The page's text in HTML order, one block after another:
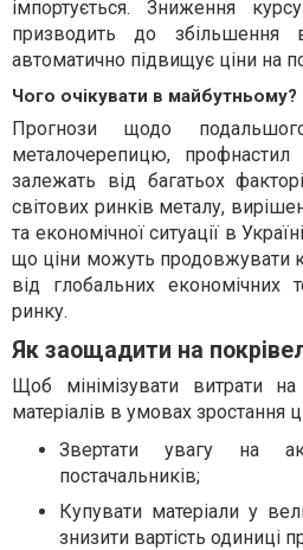
імпортується. Зниження
призводить до збільшення
автоматично підвищує ціни на
Чого очікувати в майбутньому?
Прогнози щодо
металочерепицю, профнастил
залежать від багатьох
світових ринків металу,
та економічної ситуації в
що ціни можуть продовжувати
від глобальних економічних
ринку.
Як заощадити на
Щоб мінімізувати витрати
матеріалів в умовах зростання
Звертати увагу на
постачальників;
Купувати матеріали у
знизити вартість одиниці